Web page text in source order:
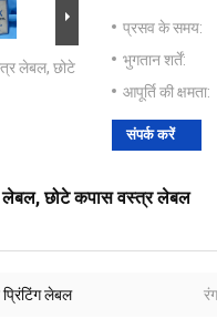
लेबल, छोटे
प्रसव के समय:
भुगतान शर्तें:
आपूर्ति की क्षमता:
संपर्क करें
लेबल, छोटे कपास वस्त्र लेबल
लेबल